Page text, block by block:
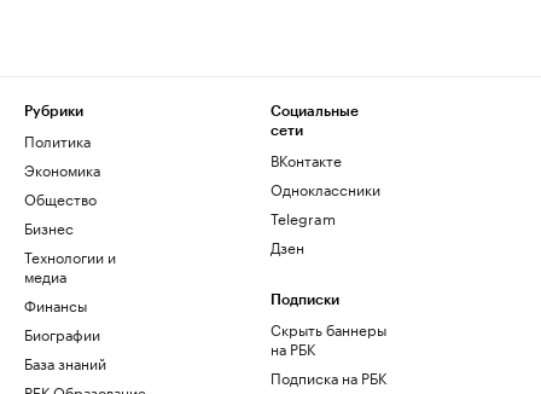
Рубрики
Политика
Экономика
Общество
Бизнес
Технологии и
медиа
Финансы
Биографии
База знаний
Социальные
сети
ВКонтакте
Одноклассники
Telegram
Дзен
Подписки
Скрыть баннеры
на РБК
Подписка на РБК